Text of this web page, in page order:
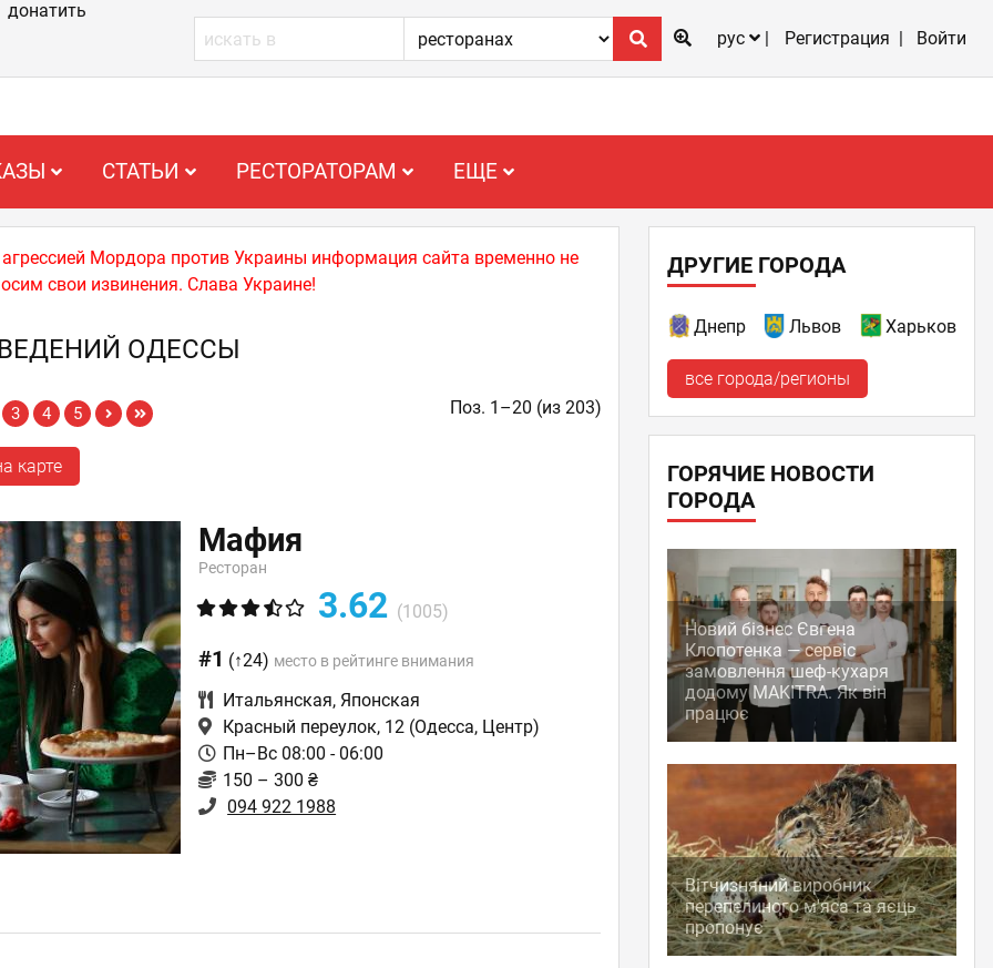
донатить
рус
Регистрация Войти
СТАТЬИ РЕСТОРАТОРАМ ЕЩЕ
агрессией Мордора против Украины информация сайта временно не
свои извинения. Слава Украине!
ОДЕССЫ
Поз. 1–20 (из 203)
3 4 5
карте
Мафия
Ресторан
3.62 (1005)
#1 (↑24) место в рейтинге внимания
Итальянская, Японская
Красный переулок, 12 (Одесса, Центр)
Пн–Вс 08:00 - 06:00
150 – 300 ₴
094 922 1988
ДРУГИЕ ГОРОДА
Днепр Львов Харьков
все города/регионы
ГОРЯЧИЕ НОВОСТИ
ГОРОДА
Новий бізнес Євгена
Клопотенка — сервіс
замовлення шеф-кухаря
додому MAKITRA. Як він
працює
Вітчизняний виробник
перепелиного м'яса та яєць
пропонує